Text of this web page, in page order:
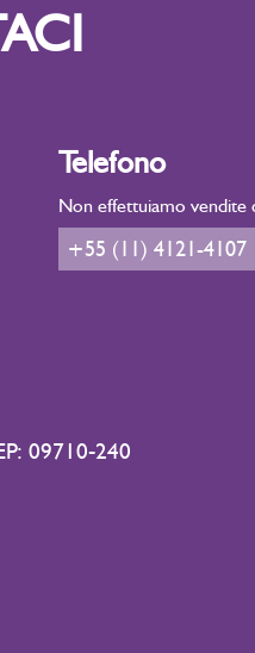
Telefono
Non effettuiamo vendite
+55 (11) 4121-4107
09710-240